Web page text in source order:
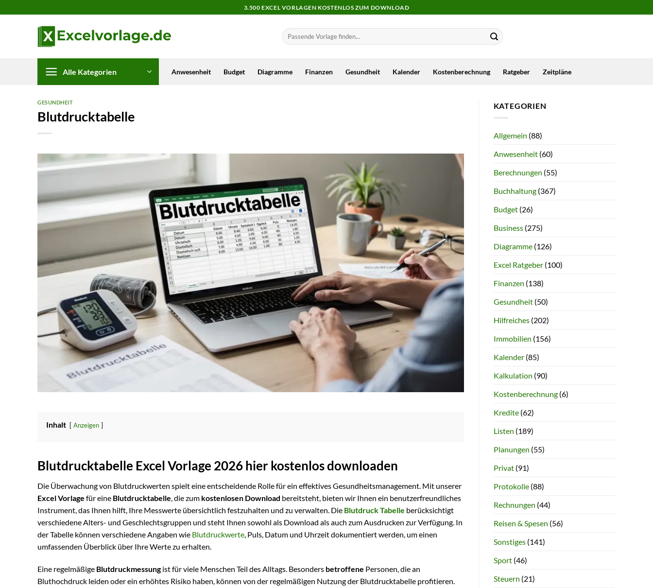
Inhalt
3.500 EXCEL VORLAGEN KOSTENLOS ZUM DOWNLOAD
Alle Kategorien Anwesenheit Budget Diagramme Finanzen Gesundheit Kalender Kostenberechnung Ratgeber Zeitpläne
GESUNDHEIT
Blutdrucktabelle
Inhalt Anzeigen
Blutdrucktabelle Excel Vorlage 2026 hier kostenlos downloaden
Die Überwachung von Blutdruckwerten spielt eine entscheidende Rolle für ein effektives Gesundheitsmanagement. Mit unserer
Excel Vorlage für eine Blutdrucktabelle, die zum kostenlosen Download bereitsteht, bieten wir Ihnen ein benutzerfreundliches
Instrument, das Ihnen hilft, Ihre Messwerte übersichtlich festzuhalten und zu verwalten. Die Blutdruck Tabelle berücksichtigt
verschiedene Alters- und Geschlechtsgruppen und steht Ihnen sowohl als Download als auch zum Ausdrucken zur Verfügung. In
der Tabelle können verschiedene Angaben wie Blutdruckwerte, Puls, Datum und Uhrzeit dokumentiert werden, um einen
umfassenden Überblick über Ihre Werte zu erhalten.
Eine regelmäßige Blutdruckmessungist für viele Menschen Teil des Alltags. Besonders betroffene Personen, die an
Bluthochdruck leiden oder ein erhöhtes Risiko haben, können von der regelmäßigen Nutzung der Blutdrucktabelle profitieren.
KATEGORIEN
Allgemein (88)
Anwesenheit(60)
Berechnungen (55)
Buchhaltung(367)
Budget(26)
Business(275)
Diagramme(126)
Excel Ratgeber(100)
Finanzen (138)
Gesundheit(50)
Hilfreiches(202)
Immobilien (156)
Kalender(85)
Kalkulation (90)
Kostenberechnung(6)
Kredite(62)
Listen (189)
Planungen (55)
Privat(91)
Protokolle(88)
Rechnungen (44)
Reisen & Spesen (56)
Sonstiges(141)
Sport(46)
Steuern (21)